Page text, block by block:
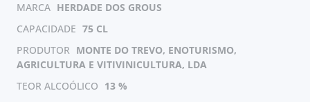
MARCA HERDADE DOS GROUS
CAPACIDADE 75 CL
PRODUTOR MONTE DO TREVO, ENOTURISMO,
AGRICULTURA E VITIVINICULTURA, LDA
TEOR ALCOÓLICO 13 %